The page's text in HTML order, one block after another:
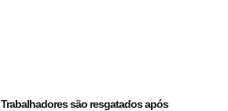
Trabalhadores são resgatados após